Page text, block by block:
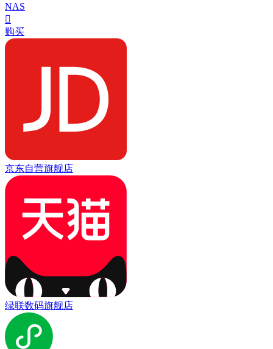
NAS

购买
京东自营旗舰店
绿联数码旗舰店